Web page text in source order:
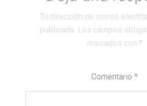
Tu dirección de correo
publicada. Los campos
marcados con *
Comentario *